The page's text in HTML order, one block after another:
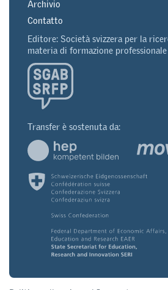
Archivio
Contatto
Editore: Società svizzera per la
materia di formazione professionale
Transfer è sostenuta da: